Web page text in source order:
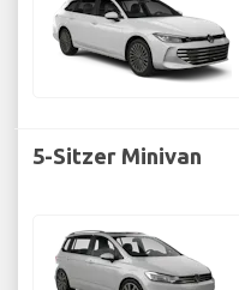
5-Sitzer Minivan